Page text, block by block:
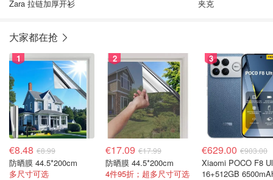
Zara 拉链加厚开衫
夹克
大家都在抢
1
€8.48 €8.99
防晒膜 44.5*200cm
多尺寸可选
2
€17.09 €17.99
防晒膜 44.5*200cm
4件95折；超多尺寸可选
3
€629.00 €903.00
Xiaomi POCO F8
16+512GB